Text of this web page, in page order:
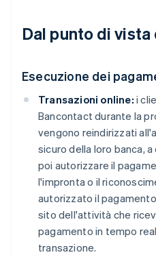
Dal punto di
Esecuzione dei
Transazioni online: i
Bancontact durante la
vengono reindirizzati
sicuro della loro banca,
poi autorizzare il
l'impronta o il
autorizzato il
sito dell'attività che
pagamento in tempo
transazione.